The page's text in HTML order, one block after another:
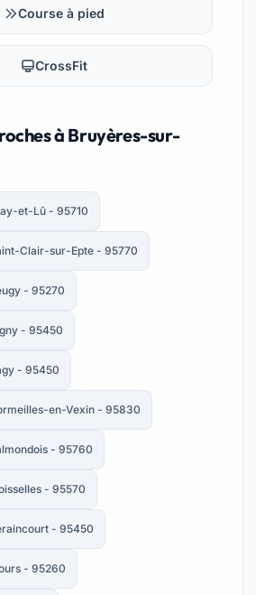
Course à pied
CrossFit
à Bruyères-sur-
et-Lû - 95710
Clair-sur-Epte - 95770
- 95270
- 95450
- 95450
en-Vexin - 95830
- 95760
- 95570
- 95450
- 95260